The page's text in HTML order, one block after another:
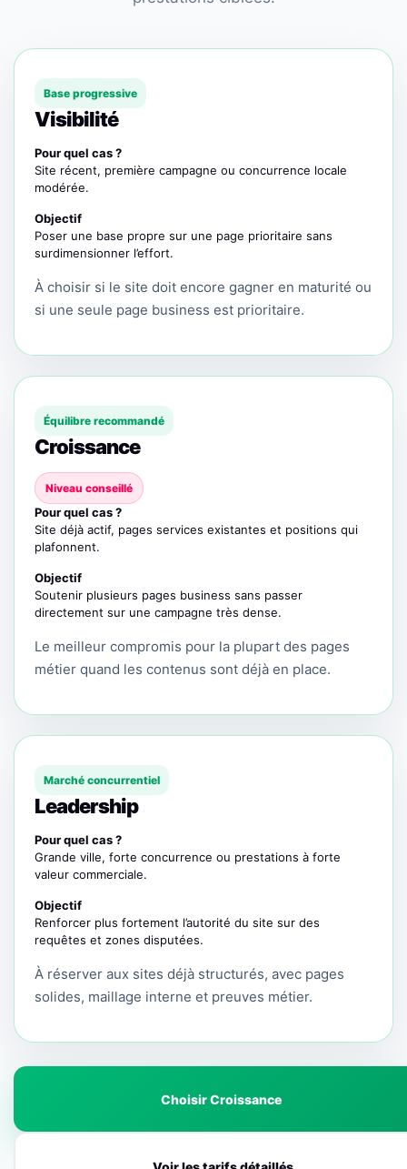
Base progressive
Visibilité
Pour quel cas ?
Site récent, première campagne ou concurrence locale
modérée.
Objectif
Poser une base propre sur une page prioritaire sans
surdimensionner l’effort.
À choisir si le site doit encore gagner en maturité ou
si une seule page business est prioritaire.
Équilibre recommandé
Croissance
Niveau conseillé
Pour quel cas ?
Site déjà actif, pages services existantes et positions qui
plafonnent.
Objectif
Soutenir plusieurs pages business sans passer
directement sur une campagne très dense.
Le meilleur compromis pour la plupart des pages
métier quand les contenus sont déjà en place.
Marché concurrentiel
Leadership
Pour quel cas ?
Grande ville, forte concurrence ou prestations à forte
valeur commerciale.
Objectif
Renforcer plus fortement l’autorité du site sur des
requêtes et zones disputées.
À réserver aux sites déjà structurés, avec pages
solides, maillage interne et preuves métier.
Choisir Croissance